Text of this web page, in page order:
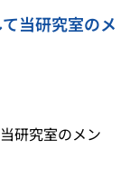
当研究室のメ
研究室のメン